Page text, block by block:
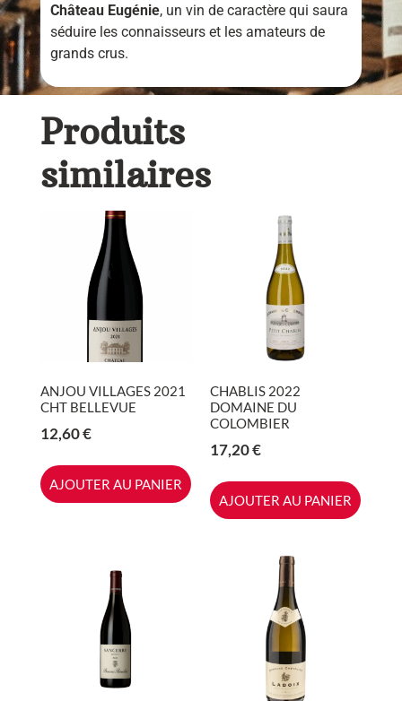
Château Eugénie, un vin de caractère qui saura
séduire les connaisseurs et les amateurs de
grands crus.
Produits
similaires
ANJOU VILLAGES 2021
CHT BELLEVUE
12,60€
AJOUTER AU PANIER
CHABLIS 2022
DOMAINE DU
COLOMBIER
17,20€
AJOUTER AU PANIER